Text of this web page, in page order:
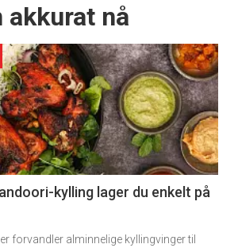
akkurat nå
kylling lager du enkelt på
forvandler alminnelige kyllingvinger til